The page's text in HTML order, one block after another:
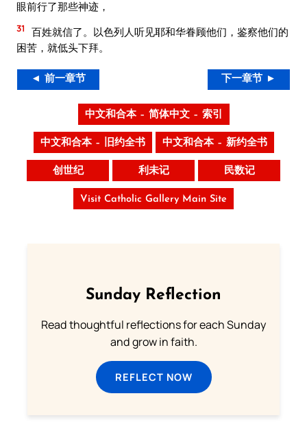
眼前行了那些神迹，
31
百姓就信了。以色列人听见耶和华眷顾他们，鉴察他们的
困苦，就低头下拜。
◄ 前一章节 下一章节 ►
中文和合本 – 简体中文 – 索引
中文和合本 – 旧约全书 中文和合本 – 新约全书
创世纪 利未记 民数记
Visit Catholic Gallery Main Site
Sunday Reflection
Read thoughtful reflections for each Sunday
and grow in faith.
REFLECT NOW